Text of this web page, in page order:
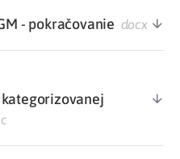
- pokračovanie docx
kategorizovanej